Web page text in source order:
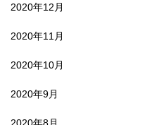
2020年12月
2020年11月
2020年10月
2020年9月